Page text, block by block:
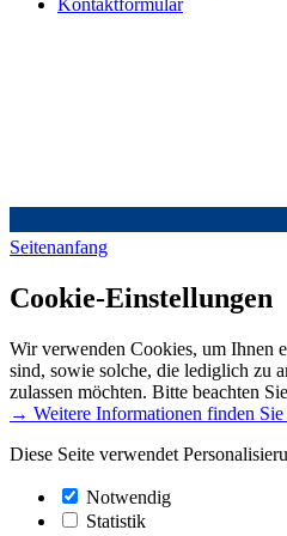
Kontaktformular
Seitenanfang
Cookie-Einstellungen
Wir verwenden Cookies, um Ihnen
sind, sowie solche, die lediglich zu
zulassen möchten. Bitte beachten
→ Weitere Informationen finden
Diese Seite verwendet
Notwendig
Statistik